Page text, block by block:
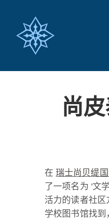
尚
在瑞士尚贝缇
了一项名为 '文
活力的读者社
学校图书馆找